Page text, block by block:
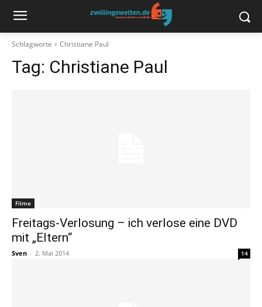
Schlagworte Christiane Paul
Tag: Christiane Paul
Filme
Freitags-Verlosung – ich verlose eine DVD
mit „Eltern“
Sven - 2. Mai 2014 14